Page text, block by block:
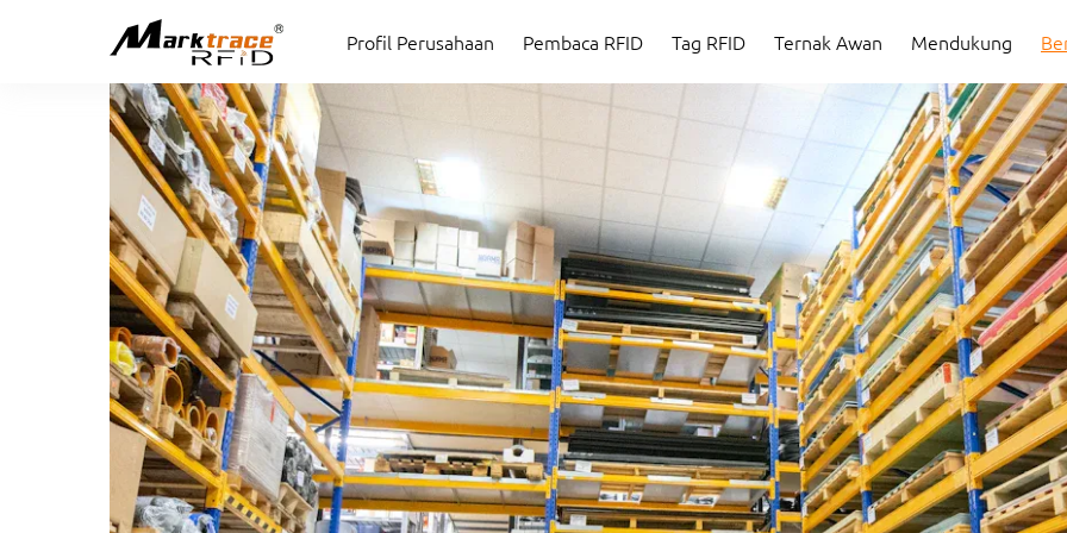
Profil Perusahaan
Profil Perusahaan
Pembaca RFID
Pembaca RFID
Tag RFID
Tag RFID
Ternak Awan
Ternak Awan
Mendukung
Mendukung